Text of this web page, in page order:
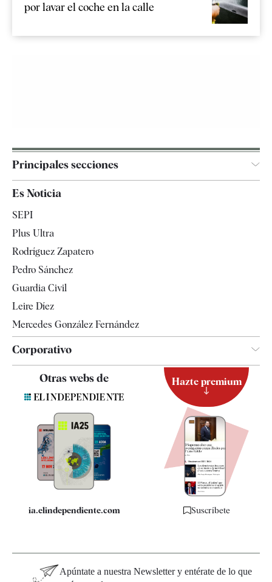
por lavar el coche en la calle
Principales secciones
Televisión
Es Noticia
SEPI
Plus Ultra
Rodríguez Zapatero
Pedro Sánchez
Guardia Civil
Leire Díez
Mercedes González Fernández
Corporativo
Quiénes somos
Especificaciones
Otras webs de
ia.elindependiente.com
Hazte premium
Suscríbete
Apúntate a nuestra Newsletter y entérate de lo que